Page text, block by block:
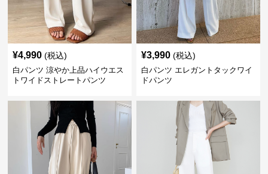
¥4,990 (税込)
白パンツ 涼やか上品ハイウエス
トワイドストレートパンツ
¥3,990 (税込)
白パンツ エレガントタックワイ
ドパンツ